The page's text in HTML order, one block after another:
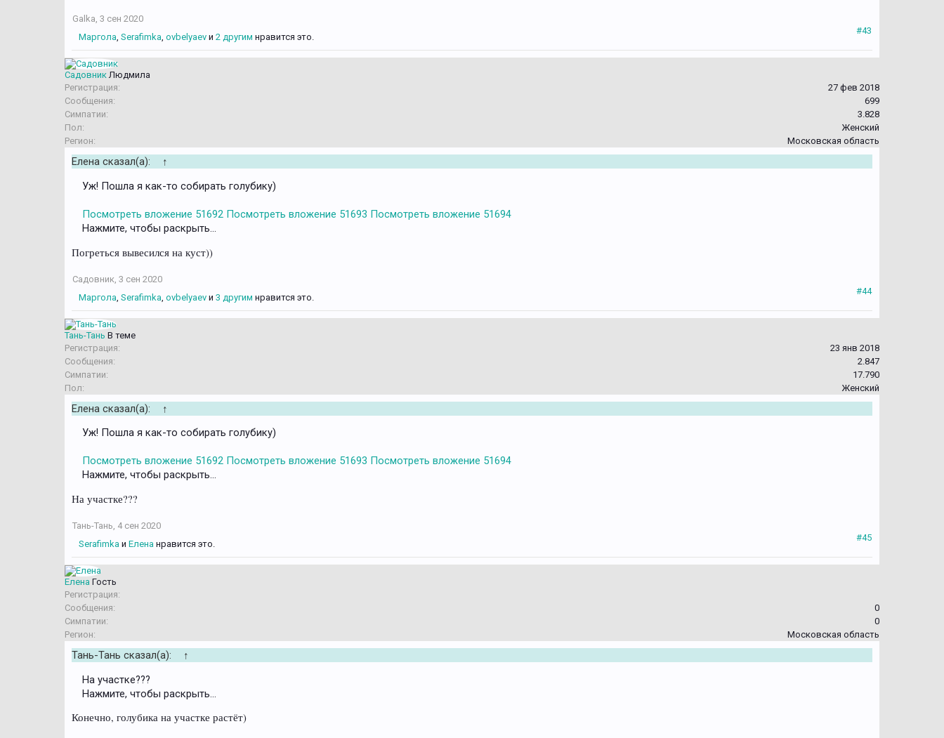
Galka, 3 сен 2020
#43
Маргола, Serafimka, ovbelyaev и 2 другим нравится это.
Садовник Людмила
Регистрация:
27 фев 2018
Сообщения:
699
Симпатии:
3.828
Пол:
Женский
Регион:
Московская область
Елена сказал(а):
↑
Уж! Пошла я как-то собирать голубику)
Посмотреть вложение 51692 Посмотреть вложение 51693 Посмотреть вложение 51694
Нажмите, чтобы раскрыть...
Погреться вывесился на куст))
Садовник 3 сен 2020
#44
Маргола Serafimka ovbelyaev и 3 другим нравится это.
Тань-Тань В теме
Регистрация:
23 янв 2018
Сообщения:
2.847
Симпатии:
17.790
Пол:
Женский
Елена сказал(а):
↑
Уж! Пошла я как-то собирать голубику)
Посмотреть вложение 51692 Посмотреть вложение 51693 Посмотреть вложение 51694
Нажмите, чтобы раскрыть...
На участке???
Тань-Тань 4 сен 2020
#45
Serafimka и Елена нравится это.
Елена Гость
Регистрация:
Сообщения:
0
Симпатии:
0
Регион:
Московская область
Тань-Тань сказал(а):
↑
На участке???
Нажмите, чтобы раскрыть...
Конечно, голубика на участке растёт)